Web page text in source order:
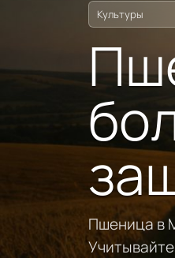
Культуры
Пшеница в